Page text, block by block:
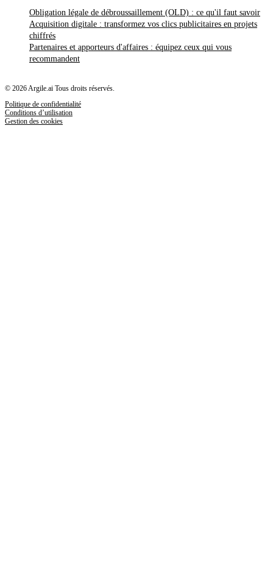
Obligation légale de débroussaillement (OLD) : ce qu'il faut savoir
Acquisition digitale : transformez vos clics publicitaires en projets
chiffrés
Partenaires et apporteurs d'affaires : équipez ceux qui vous
recommandent
© 2026 Argile.ai Tous droits réservés.
Politique de confidentialité
Conditions d’utilisation
Gestion des cookies